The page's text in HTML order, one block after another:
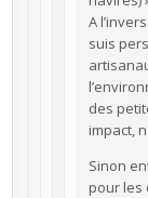
A
suis
des
impact,
Sinon
pour les